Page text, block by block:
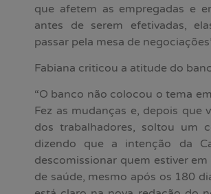
que afetem as empregadas e
antes de serem efetivadas,
passar pela mesa de
Fabiana criticou a atitude do
“O banco não colocou o tema
Fez as mudanças e, depois que
dos trabalhadores, soltou um
dizendo que a intenção da
descomissionar quem estiver
de saúde, mesmo após os 180